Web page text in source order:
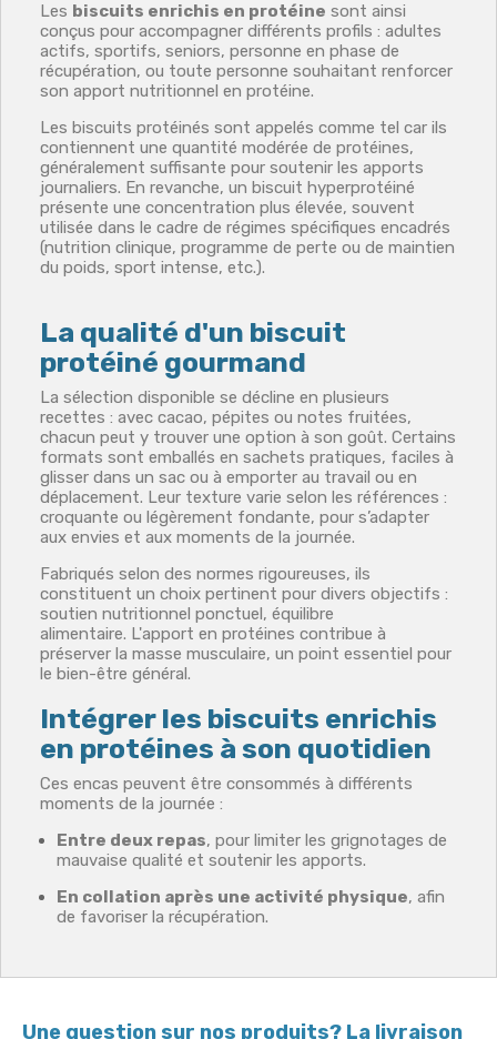
Une question sur nos produits? La livraison
Les biscuits enrichis en protéine sont ainsi
conçus pour accompagner différents profils : adultes
actifs, sportifs, seniors, personne en phase de
récupération, ou toute personne souhaitant renforcer
son apport nutritionnel en protéine.
Les biscuits protéinés sont appelés comme tel car ils
contiennent une quantité modérée de protéines,
généralement suffisante pour soutenir les apports
journaliers. En revanche, un biscuit hyperprotéiné
présente une concentration plus élevée, souvent
utilisée dans le cadre de régimes spécifiques encadrés
(nutrition clinique, programme de perte ou de maintien
du poids, sport intense, etc.).
La qualité d'un biscuit
protéiné gourmand
La sélection disponible se décline en plusieurs
recettes : avec cacao, pépites ou notes fruitées,
chacun peut y trouver une option à son goût. Certains
formats sont emballés en sachets pratiques, faciles à
glisser dans un sac ou à emporter au travail ou en
déplacement. Leur texture varie selon les références :
croquante ou légèrement fondante, pour s’adapter
aux envies et aux moments de la journée.
Fabriqués selon des normes rigoureuses, ils
constituent un choix pertinent pour divers objectifs :
soutien nutritionnel ponctuel, équilibre
alimentaire. L'apport en protéines contribue à
préserver la masse musculaire, un point essentiel pour
le bien-être général.
Intégrer les biscuits enrichis
en protéines à son quotidien
Ces encas peuvent être consommés à différents
moments de la journée :
Entre deux repas, pour limiter les grignotages de
mauvaise qualité et soutenir les apports.
En collation après une activité physique, afin
de favoriser la récupération.